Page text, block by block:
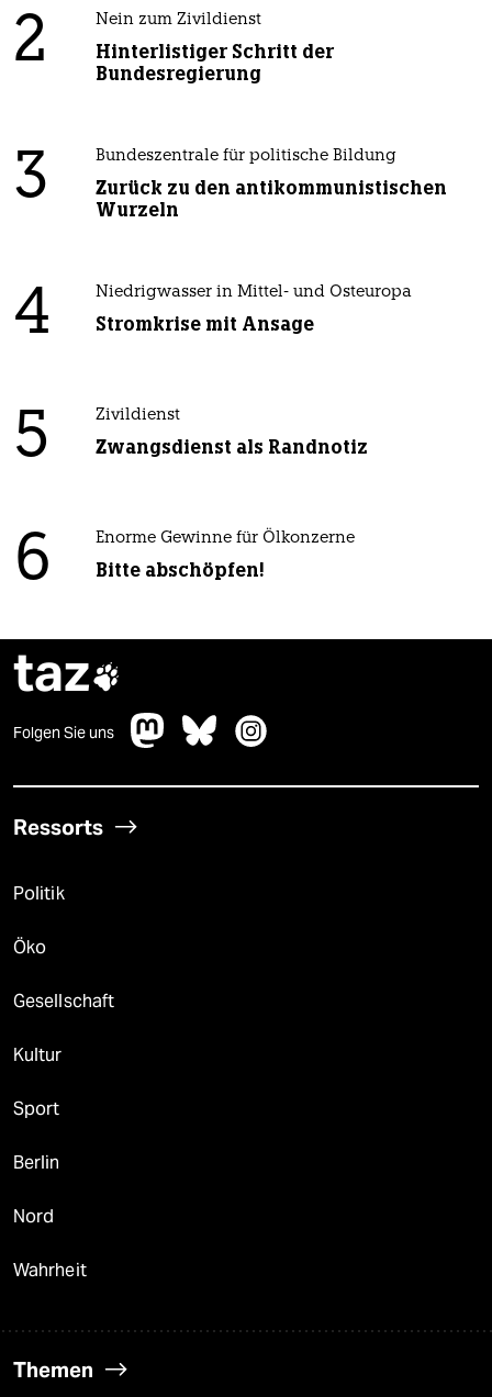
2 Nein zum Zivildienst
Hinterlistiger Schritt der
Bundesregierung
3 Bundeszentrale für politische Bildung
Zurück zu den antikommunistischen
Wurzeln
4 Niedrigwasser in Mittel- und Osteuropa
Stromkrise mit Ansage
5 Zivildienst
Zwangsdienst als Randnotiz
6 Enorme Gewinne für Ölkonzerne
Bitte abschöpfen!
taz
Folgen Sie uns
Ressorts
Politik
Öko
Gesellschaft
Kultur
Sport
Berlin
Nord
Wahrheit
Themen